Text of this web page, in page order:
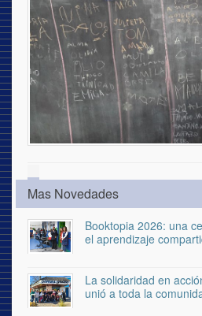
Mas Novedades
Booktopia 2026: una
el aprendizaje
La solidaridad en
unió a toda la